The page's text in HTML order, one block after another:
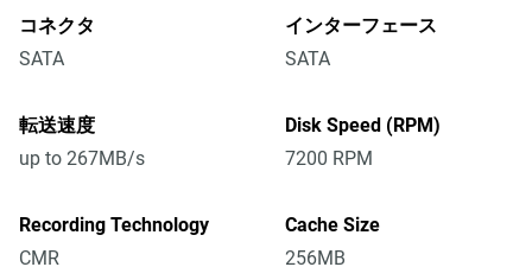
コネクタ
SATA
インターフェース
SATA
転送速度
up to 267MB/s
Disk Speed (RPM)
7200 RPM
Recording Technology
CMR
Cache Size
256MB